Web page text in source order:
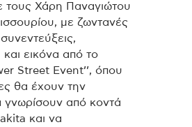
τους Χάρη Παναγιώτου
με ζωντανές
εικόνα από το
Street Event’’, όπου
θα έχουν την
γνωρίσουν από κοντά
και να